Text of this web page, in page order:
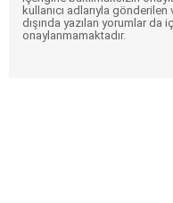
kullanıcı adlarıyla gönderilen
dışında yazılan yorumlar da
onaylanmamaktadır.